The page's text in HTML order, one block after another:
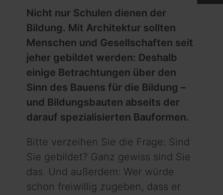
Nicht nur Schulen dienen der
Bildung. Mit Architektur sollten
Menschen und Gesellschaften seit
jeher gebildet werden: Deshalb
einige Betrachtungen über den
Sinn des Bauens für die Bildung –
und Bildungsbauten abseits der
darauf spezialisierten Bauformen.
Bitte verzeihen Sie die Frage: Sind
Sie gebildet? Ganz ge­wiss sind Sie
das. Und außerdem: Wer würde
schon frei­willig zugeben, dass er